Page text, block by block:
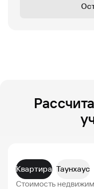
Квартира Таунхаус
Стоимость